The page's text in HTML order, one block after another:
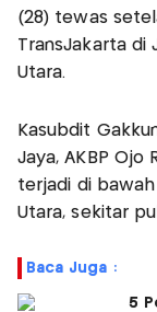
(28) tewas
TransJakarta di
Utara.
Kasubdit
Jaya, AKBP Ojo
terjadi di bawah
Utara, sekitar
Baca Juga :
5